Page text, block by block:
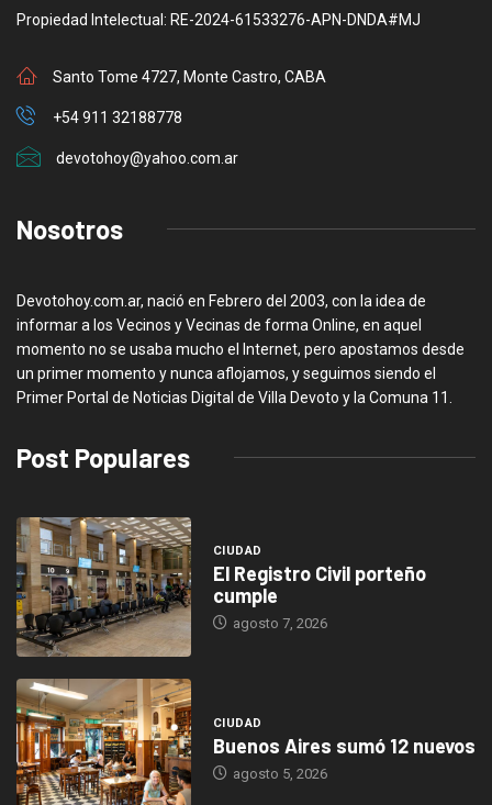
Propiedad Intelectual: RE-2024-61533276-APN-DNDA#MJ
Santo Tome 4727, Monte Castro, CABA
+54 911 32188778
devotohoy@yahoo.com.ar
Nosotros
Devotohoy.com.ar, nació en Febrero del 2003, con la idea de
informar a los Vecinos y Vecinas de forma Online, en aquel
momento no se usaba mucho el Internet, pero apostamos desde
un primer momento y nunca aflojamos, y seguimos siendo el
Primer Portal de Noticias Digital de Villa Devoto y la Comuna 11.
Post Populares
CIUDAD
El Registro Civil porteño
cumple
agosto 7, 2026
CIUDAD
Buenos Aires sumó 12 nuevos
agosto 5, 2026